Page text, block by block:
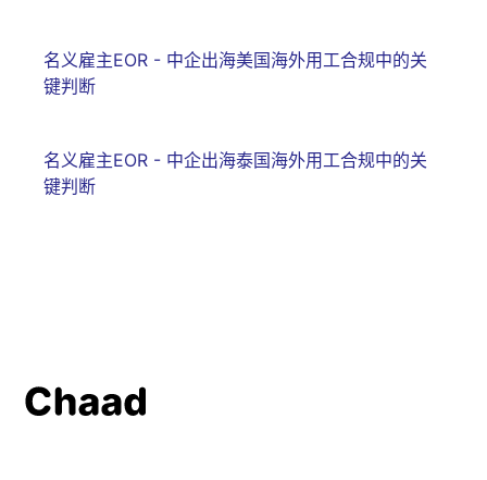
名义雇主EOR - 中企出海美国海外用工合规中的关
键判断
名义雇主EOR - 中企出海泰国海外用工合规中的关
键判断